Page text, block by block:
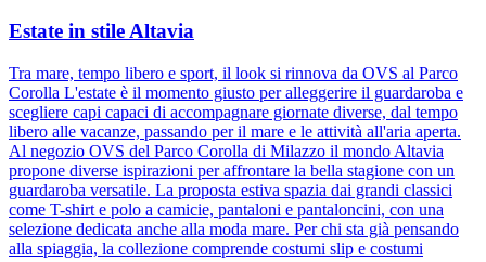
Estate in stile Altavia
Tra mare, tempo libero e sport, il look si rinnova da OVS al Parco
Corolla L'estate è il momento giusto per alleggerire il guardaroba e
scegliere capi capaci di accompagnare giornate diverse, dal tempo
libero alle vacanze, passando per il mare e le attività all'aria aperta.
Al negozio OVS del Parco Corolla di Milazzo il mondo Altavia
propone diverse ispirazioni per affrontare la bella stagione con un
guardaroba versatile. La proposta estiva spazia dai grandi classici
come T-shirt e polo a camicie, pantaloni e pantaloncini, con una
selezione dedicata anche alla moda mare. Per chi sta già pensando
alla spiaggia, la collezione comprende costumi slip e costumi